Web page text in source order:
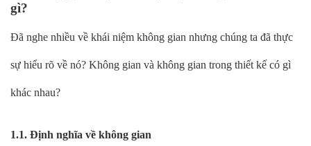
gì?
Đã nghe nhiều về khái niệm không gian nhưng chúng ta đã thực
sự hiểu rõ về nó? Không gian và không gian trong thiết kế có gì
khác nhau?
1.1. Định nghĩa về không gian